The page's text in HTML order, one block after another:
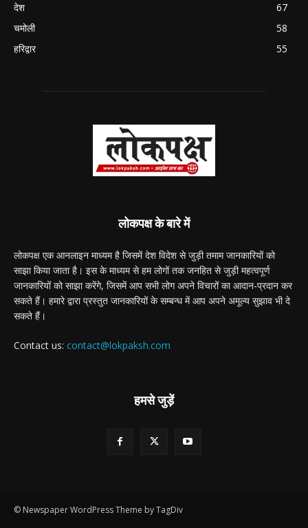
देश
67
चमोली
58
हरिद्वार
55
लोकपक्ष के बारे में
लोकपक्ष एक आनलाइन माध्यम है जिसमें देश विदेश से जुड़ी तमाम जानकारियों को
साझा किया जाता है। इस के माध्यम से हम लोगों तक जनहित से जुड़ी महत्वपूर्ण
जानकारियों को साझा करेंगे, जिसमें आप सभी लोग अपने विचारों का आदान-प्रदान कर
सकते हैं। हमारे द्वारा प्रस्तुत जानकारियों के सम्बन्ध में आप अपने अमूल्य सुझाव भी दे
सकते हैं।
Contact us: contact@lokpaksh.com
हमसे जुड़ें
© Newspaper WordPress Theme by TagDiv